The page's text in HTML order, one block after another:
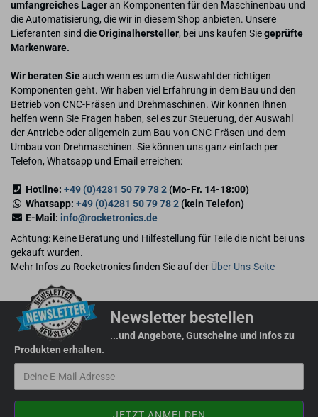
umfangreiches Lageran Komponenten für den Maschinenbau und
die Automatisierung, die wir in diesem Shop anbieten. Unsere
Lieferanten sind dieOriginalhersteller, bei uns kaufen Siegeprüfte
Markenware.
Wir beraten Sieauch wenn es um die Auswahl der richtigen
Komponenten geht. Wir haben viel Erfahrung in dem Bau und den
Betrieb von CNC-Fräsen und Drehmaschinen. Wir können Ihnen
helfen wenn Sie Fragen haben, sei es zur Steuerung, der Auswahl
der Antriebe oder allgemein zum Bau von CNC-Fräsen und dem
Umbau von Drehmaschinen. Sie können uns ganz einfach per
Telefon, Whatsapp und Email erreichen:
Hotline: +49 (0)4281 50 79 78 2(Mo-Fr. 14-18:00)
Whatsapp: +49 (0)4281 50 79 78 2(kein Telefon)
E-Mail: info@rocketronics.de
Achtung: Keine Beratung und Hilfestellung für Teiledie nicht bei uns
gekauft wurden.
Mehr Infos zu Rocketronics finden Sie auf der Über Uns-Seite
Newsletter bestellen
...und Angebote, Gutscheine und Infos zu
Produkten erhalten.